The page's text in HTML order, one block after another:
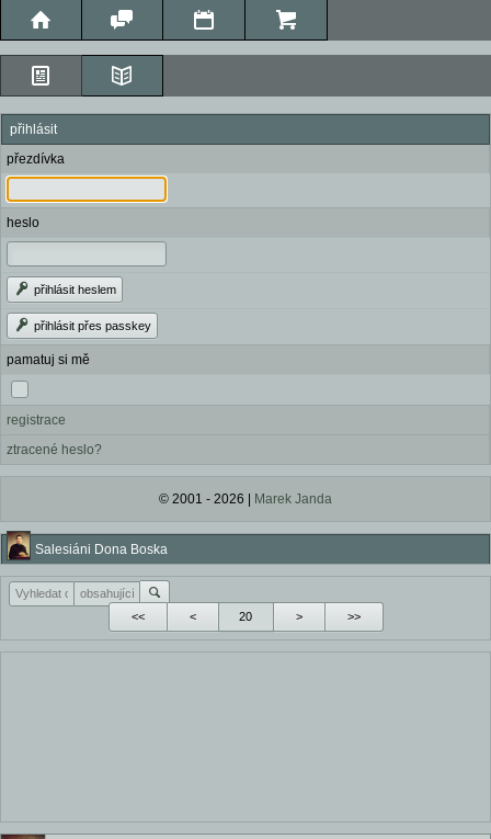
přihlásit
přezdívka
heslo
přihlásit heslem
přihlásit přes passkey
pamatuj si mě
registrace
ztracené heslo?
© 2001 - 2026 | Marek Janda
Salesiáni Dona Boska
<< < > >>